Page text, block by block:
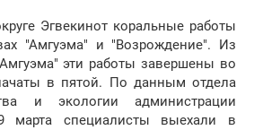
Эгвекинот коральные работы
"Амгуэма" и "Возрождение". Из
эти работы завершены во
в пятой. По данным отдела
и экологии администрации
марта специалисты выехали в